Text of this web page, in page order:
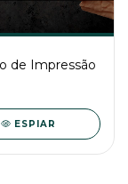
de Impressão
ESPIAR